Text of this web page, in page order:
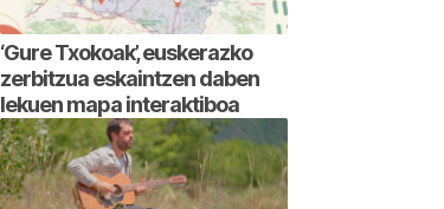
‘Gure Txokoak’, euskerazko
zerbitzua eskaintzen daben
lekuen mapa interaktiboa